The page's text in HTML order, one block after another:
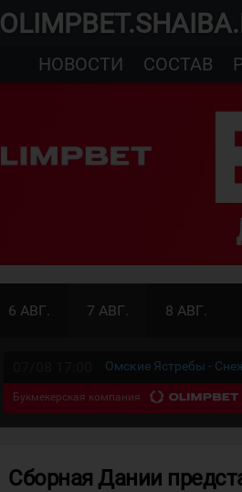
НОВОСТИ
СОСТАВ
6 АВГ. 7 АВГ. 8 АВГ.
Омские Ястребы -
Букмекерская компания
Сборная Дании